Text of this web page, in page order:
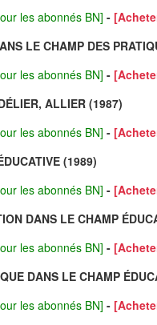
les abonnés BN] -
LE CHAMP DES
les abonnés BN] -
ALLIER (1987)
les abonnés BN] -
(1989)
les abonnés BN] -
DANS LE CHAMP
les abonnés BN] -
DANS LE CHAMP
les abonnés BN] -